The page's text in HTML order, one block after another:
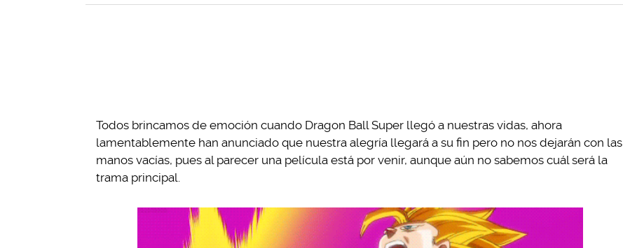
Todos brincamos de emoción cuando Dragon Ball Super llegó a nuestras vidas, ahora
lamentablemente han anunciado que nuestra alegría llegará a su fin pero no nos dejarán con las
manos vacías, pues al parecer una película está por venir, aunque aún no sabemos cuál será la
trama principal.